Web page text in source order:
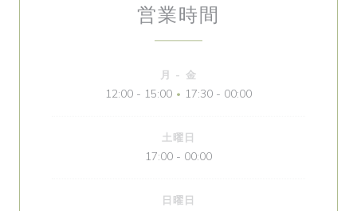
営業時間
月 - 金
12:00 - 15:00 • 17:30 - 00:00
土曜日
17:00 - 00:00
日曜日